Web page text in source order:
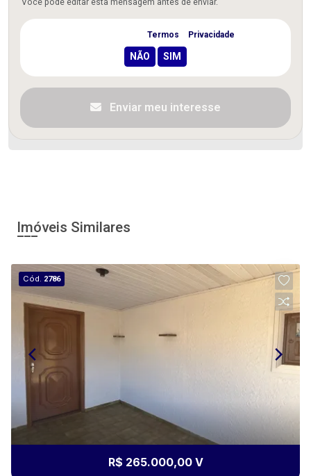
Você pode editar esta mensagem antes de enviar.
Termos Privacidade
Enviar meu interesse
Imóveis Similares
Cód. 2786
R$ 265.000,00 V